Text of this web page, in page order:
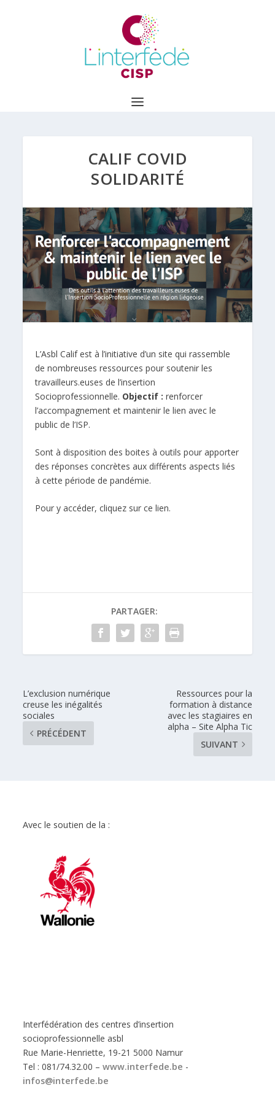
CALIF COVID
SOLIDARITÉ
L’Asbl Calif est à l’initiative d’un site qui rassemble
de nombreuses ressources pour soutenir les
travailleurs.euses de l’insertion
Socioprofessionnelle. Objectif : renforcer
l’accompagnement et maintenir le lien avec le
public de l’ISP.
Sont à disposition des boites à outils pour apporter
des réponses concrètes aux différents aspects liés
à cette période de pandémie.
Pour y accéder, cliquez sur ce lien.
PARTAGER:
L’exclusion numérique
creuse les inégalités
sociales
PRÉCÉDENT
Ressources pour la
formation à distance
avec les stagiaires en
alpha – Site Alpha Tic
SUIVANT
Avec le soutien de la :
Interfédération des centres d’insertion
socioprofessionnelle asbl
Rue Marie-Henriette, 19-21 5000 Namur
Tel : 081/74.32.00 –www.interfede.be -
infos@interfede.be